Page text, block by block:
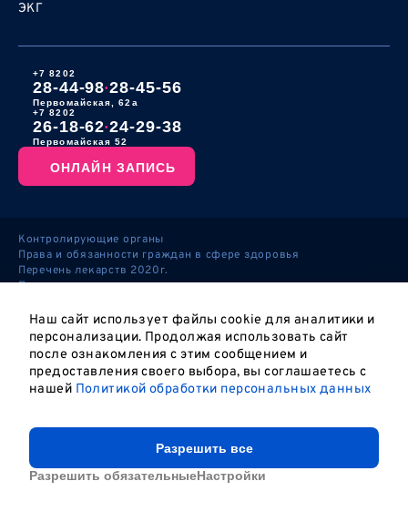
ЭКГ
+7 8202
28-44-98•28-45-56
Первомайская, 62а
+7 8202
26-18-62•24-29-38
Первомайская 52
ОНЛАЙН ЗАПИСЬ
Контролирующие органы
Права и обязанности граждан в сфере здоровья
Перечень лекарств 2020г.
Персональные данные
Правовая информация
Настройки cookie
Создание
ОНЛАЙН ЗАПИСЬ
Наш сайт использует файлы cookie для аналитики и
персонализации. Продолжая использовать сайт
после ознакомления с этим сообщением и
предоставления своего выбора, вы соглашаетесь с
нашей Политикой обработки персональных данных
Разрешить все
Разрешить обязательныеНастройки